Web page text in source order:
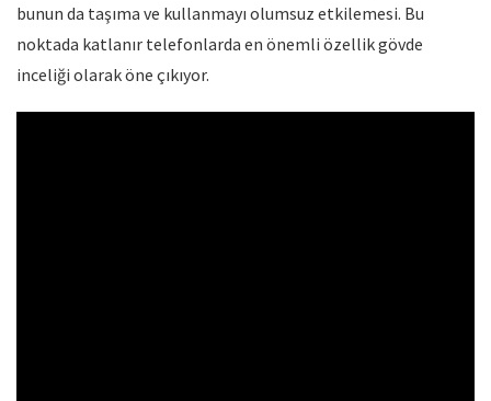
bunun da taşıma ve kullanmayı olumsuz etkilemesi. Bu
noktada katlanır telefonlarda en önemli özellik gövde
inceliği olarak öne çıkıyor.